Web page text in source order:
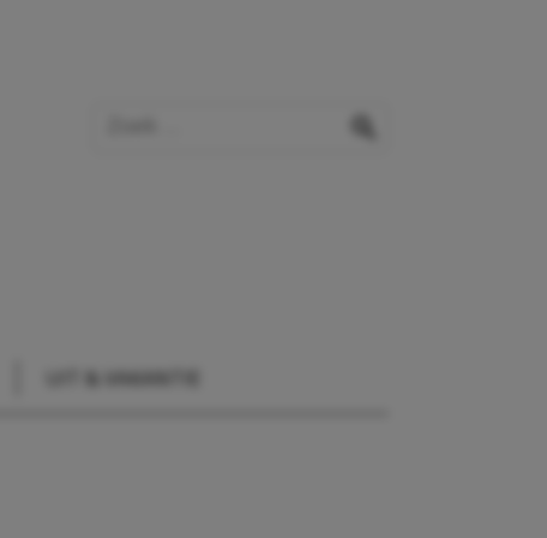
UIT & VAKANTIE